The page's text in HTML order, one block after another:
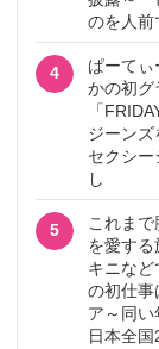
のを人前
4
ぱーてぃ
かの初グ
「
ジーン
セクシー
し
5
これま
を愛す
キニな
の初仕事
ア～同
日本全